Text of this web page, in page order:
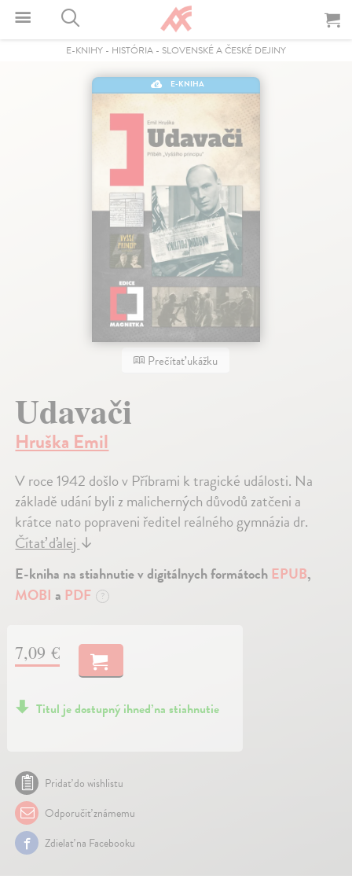
E-KNIHY - HISTÓRIA - SLOVENSKÉ A ČESKÉ DEJINY
E-KNIHA
Prečítať ukážku
Udavači
Hruška Emil
V roce 1942 došlo v Příbrami k tragické události. Na
základě udání byli z malicherných důvodů zatčeni a
krátce nato popraveni ředitel reálného gymnázia dr.
Čítať ďalej↓
E-kniha na stiahnutie v digitálnych formátoch EPUB,
MOBI a PDF ?
7,09 €
Titul je dostupný ihneď na stiahnutie
Pridať do wishlistu
Odporučiť známemu
Zdielať na Facebooku